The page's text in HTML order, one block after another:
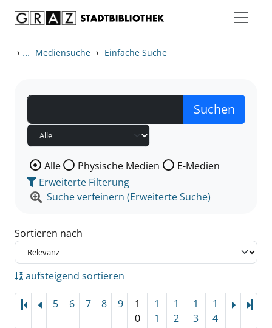
› ... Mediensuche › Einfache Suche
Wählen Sie die Medienart nach der Sie suchen wollen.
Alle Physische Medien
E-Medien
Erweiterte Filterung
Suche verfeinern (Erweiterte Suche)
Sortieren nach
aufsteigend sortieren
5 6 7 8 9
1
0
1
1
1
2
1
3
1
4